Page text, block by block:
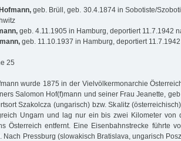
geb. Brüll, geb. 30.4.1874 in Sobotiste/
geb. 4.11.1905 in Hamburg, deportiert 11.7.1942
geb. 11.10.1937 in Hamburg, deportiert
25
wurde 1875 in der Vielvölkermonarchie
Salomon Hof(f)mann und seiner Frau Jeanette,
Szakolcza (ungarisch) bzw. Skalitz
Ungarn und lag nur ein bis zwei Kilometer von
Österreich entfernt. Eine Eisenbahnstrecke führte
Nach Pressburg (slowakisch Bratislava, ungarisch